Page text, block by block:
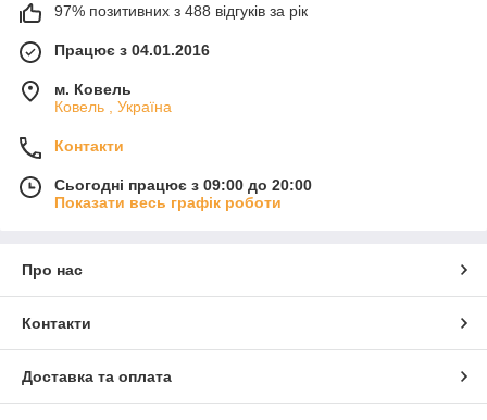
97% позитивних з 488 відгуків за рік
Працює з 04.01.2016
м. Ковель
Ковель , Україна
Контакти
Сьогодні працює з 09:00 до 20:00
Показати весь графік роботи
Про нас
Контакти
Доставка та оплата